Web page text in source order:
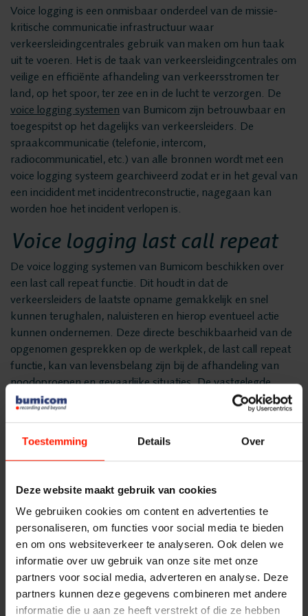
Toestemming Details Over
Deze website maakt gebruik van cookies
We gebruiken cookies om content en advertenties te
personaliseren, om functies voor social media te bieden
en om ons websiteverkeer te analyseren. Ook delen we
informatie over uw gebruik van onze site met onze
partners voor social media, adverteren en analyse. Deze
partners kunnen deze gegevens combineren met andere
informatie die u aan ze heeft verstrekt of die ze hebben
security
Vacatures
Oplossingen
Recording
Voice logging
Messaging Recording
Quality Monitoring
Insights Analytics
Interaction Analytics
Spraakanalyse
Cloud Recorder
Branches
Customer Contact
Messaging Recording
Quality Monitoring
Insights Analytics
Interaction Analytics
Spraakanalyse
Cloud Recorder
Branches
Customer Contact Centers
Openbare Orde & Veiligheid
Verkeersleiding
Providers
Producten
ASC
Storavox
FlexREC
Nexidia
Projecten
Nieuws
Service
Helpdesk
24/7 Support
Voice logging is een onmisbaar onderdeel van de missie-
kritische communicatie infrastructuur waar
verkeersleidingcentrales gebruik van maken om hun taak
uit te voeren. Het is de taak van verkeersleidingcentrales om
veilige en efficiënte afhandeling van verkeersstromen ter
land, op het spoor, ter zee en in de lucht te verzorgen. De
voice logging systemen van Bumicom zijn betrouwbaar en
toegespitst op het dagelijks van verkeersleiders. De
spraakcommunicatie (telefonie, intercom,
radiocommunicatiel, etc.) van alle bronnen wordt met een
voice logging systeem gearchiveerd zodat er in het geval van
een incidident met incidentreconstructie, nagegaan kan
worden hoe het incident verlopen is.
Voice logging last call repeat
De voice logging systemen van Bumicom beschikken over
een last call repeat functie. Dit houdt in dat de
verkeersleiders de laatste opname gemakkelijk en snel
kunnen terughalen, naluisteren en hierop eventueel actie
kunnen ondernemen. Deze directe beschikbaarheid van de
opgenomen gesprekken op de werkplek, de last call repeat
functie, kan van levensbelang zijn bij de afhandeling van
noodoproepen en gevaarlijke situaties. De vastgelegde
gesprekken en gespreksdata dienen tevens ter
reconstructie, analyse en evaluatie van calamiteiten en
Voice logging integraties en
koppelingen met andere
systemen
De betrouwbare voice logging oplossingen van Bumicom
integreren met alle bekende ACD, PABX, intercom,
marifonie, dispatch en radioplatformen. Ze dragen zorg
voor de opname van radiocommunicatie,
telefoongesprekken, beeldschermhandelingen en